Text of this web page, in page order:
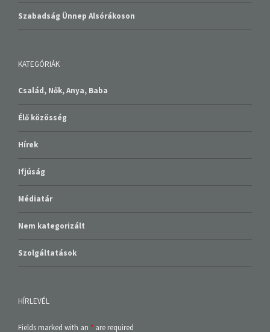
Szabadság Ünnep Alsórákoson
KATEGÓRIÁK
Család, Nők, Anya, Baba
Élő közösség
Hírek
Ifjúság
Médiatár
Nem kategorizált
Szolgáltatások
HÍRLEVÉL
Fields marked with an * are required